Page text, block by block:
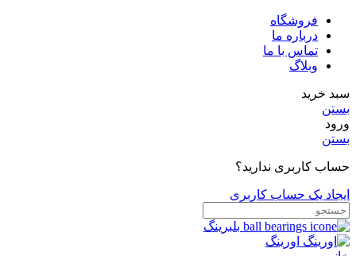
فروشگاه
درباره ما
تماس با ما
وبلاگ
سبد خرید
بستن
ورود
بستن
حساب کاربری ندارید؟
ایجاد یک حساب کاربری
بلبرینگ
اورینگ